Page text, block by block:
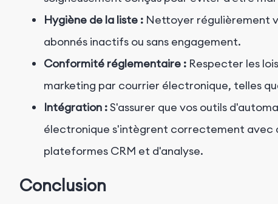
Hygiène de la liste : Nettoyer régulièrement
abonnés inactifs ou sans engagement.
Conformité réglementaire : Respecter les
marketing par courrier électronique, telles
Intégration :S'assurer que vos outils
électronique s'intègrent correctement avec
plateformes CRM et d'analyse.
Conclusion